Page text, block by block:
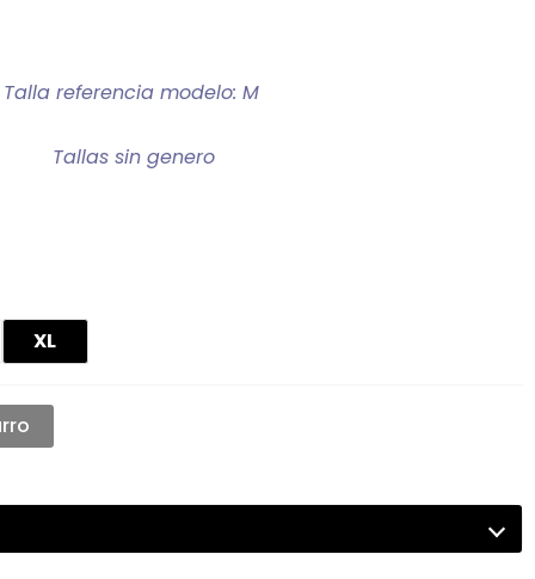
Talla referencia modelo: M
Tallas sin genero
XL